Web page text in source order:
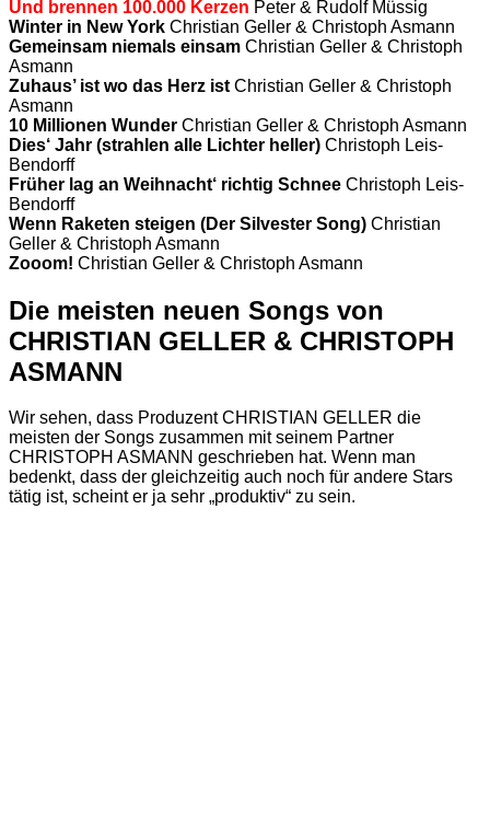
Und brennen 100.000 Kerzen Peter & Rudolf Müssig
Winter in New York Christian Geller & Christoph Asmann
Gemeinsam niemals einsam Christian Geller & Christoph
Asmann
Zuhaus’ ist wo das Herz ist Christian Geller & Christoph
Asmann
10 Millionen Wunder Christian Geller & Christoph Asmann
Dies‘ Jahr (strahlen alle Lichter heller) Christoph Leis-
Bendorff
Früher lag an Weihnacht‘ richtig Schnee Christoph Leis-
Bendorff
Wenn Raketen steigen (Der Silvester Song) Christian
Geller & Christoph Asmann
Zooom! Christian Geller & Christoph Asmann
Die meisten neuen Songs von
CHRISTIAN GELLER & CHRISTOPH
ASMANN
Wir sehen, dass Produzent CHRISTIAN GELLER die
meisten der Songs zusammen mit seinem Partner
CHRISTOPH ASMANN geschrieben hat. Wenn man
bedenkt, dass der gleichzeitig auch noch für andere Stars
tätig ist, scheint er ja sehr „produktiv“ zu sein.